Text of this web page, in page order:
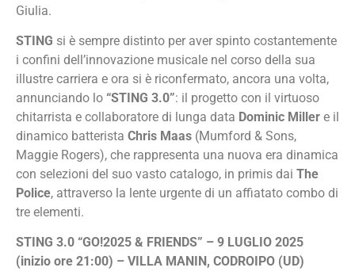
Giulia.
STING si è sempre distinto per aver spinto costantemente
i confini dell’innovazione musicale nel corso della sua
illustre carriera e ora si è riconfermato, ancora una volta,
annunciando lo “STING 3.0”: il progetto con il virtuoso
chitarrista e collaboratore di lunga data Dominic Miller e il
dinamico batterista Chris Maas (Mumford & Sons,
Maggie Rogers), che rappresenta una nuova era dinamica
con selezioni del suo vasto catalogo, in primis dai The
Police, attraverso la lente urgente di un affiatato combo di
tre elementi.
STING 3.0 “GO!2025 & FRIENDS” – 9 LUGLIO 2025
(inizio ore 21:00) – VILLA MANIN, CODROIPO (UD)